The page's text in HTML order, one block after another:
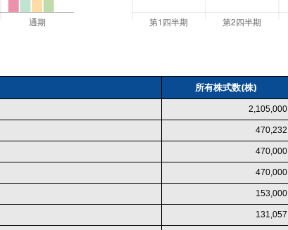
所有株式数(株)
2,105,000
470,232
470,000
470,000
153,000
131,057